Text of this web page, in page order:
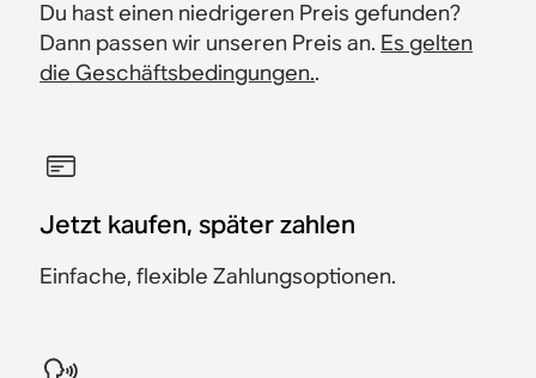
Du hast einen niedrigeren Preis gefunden?
Dann passen wir unseren Preis an. Es gelten
die Geschäftsbedingungen..
Jetzt kaufen, später zahlen
Einfache, flexible Zahlungsoptionen.